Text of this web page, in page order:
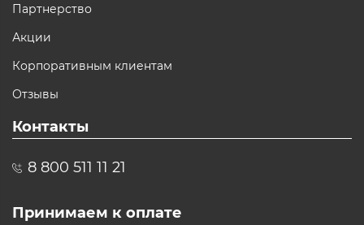
Партнерство
Акции
Корпоративным клиентам
Отзывы
Контакты
8 800 511 11 21
Принимаем к оплате